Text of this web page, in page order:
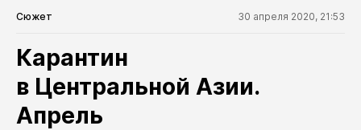
Сюжет 30 апреля 2020, 21:53
Карантин
в Центральной Азии.
Апрель